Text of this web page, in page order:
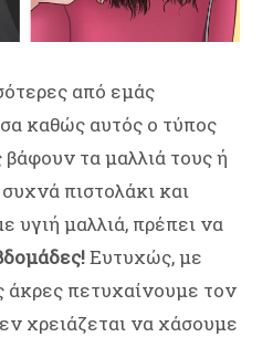
από εμάς
καθώς αυτός ο τύπος
τα μαλλιά τους ή
πιστολάκι και
υγιή μαλλιά, πρέπει να
Ευτυχώς, με
άκρες πετυχαίνουμε τον
χρειάζεται να χάσουμε